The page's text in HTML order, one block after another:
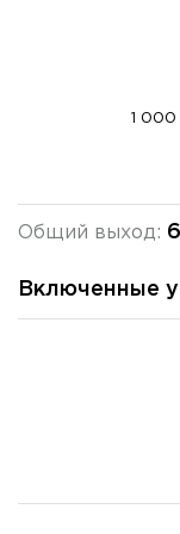
1 000
Общий выход:
Включенные